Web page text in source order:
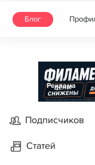
Блог
Реклама
Подписчиков
Статей